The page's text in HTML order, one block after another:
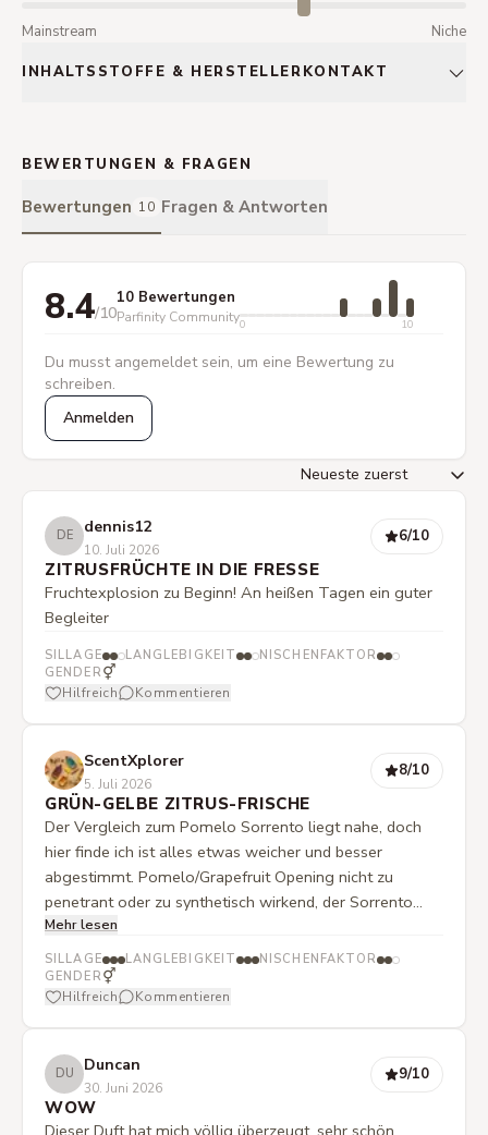
Mainstream Niche
INHALTSSTOFFE & HERSTELLERKONTAKT
BEWERTUNGEN & FRAGEN
Bewertungen 10 Fragen & Antworten
8.4/10
10 Bewertungen
Parfinity Community0 10
Du musst angemeldet sein, um eine Bewertung zu
schreiben.
Anmelden
DE dennis12
10. Juli 2026
6/10
ZITRUSFRÜCHTE IN DIE FRESSE
Fruchtexplosion zu Beginn! An heißen Tagen ein guter
Begleiter
SILLAGE LANGLEBIGKEIT
NISCHENFAKTOR
GENDER ⚥
Hilfreich Kommentieren
ScentXplorer
5. Juli 2026
8/10
GRÜN-GELBE ZITRUS-FRISCHE
Der Vergleich zum Pomelo Sorrento liegt nahe, doch
hier finde ich ist alles etwas weicher und besser
abgestimmt. Pomelo/Grapefruit Opening nicht zu
penetrant oder zu synthetisch wirkend, der Sorrento
gibt mir z.B. Duschgel-Vibes, der Assoluto hier tut dies
nicht. Im Drydown wird er dann schön bitter-grünlich😊
Mit einer guten Haltbarkeit, ein gelungener
Sommerduft.
Mehr lesen
SILLAGE LANGLEBIGKEIT
NISCHENFAKTOR
GENDER ⚥
Hilfreich Kommentieren
DU Duncan
30. Juni 2026
9/10
WOW
Dieser Duft hat mich völlig überzeugt, sehr schön